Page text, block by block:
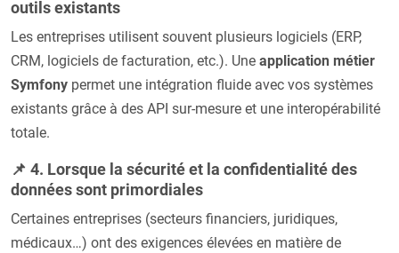
outils existants
Les entreprises utilisent souvent plusieurs logiciels (ERP,
CRM, logiciels de facturation, etc.). Une application métier
Symfony permet une intégration fluide avec vos systèmes
existants grâce à des API sur-mesure et une interopérabilité
totale.
📌 4. Lorsque la sécurité et la confidentialité des
données sont primordiales
Certaines entreprises (secteurs financiers, juridiques,
médicaux…) ont des exigences élevées en matière de